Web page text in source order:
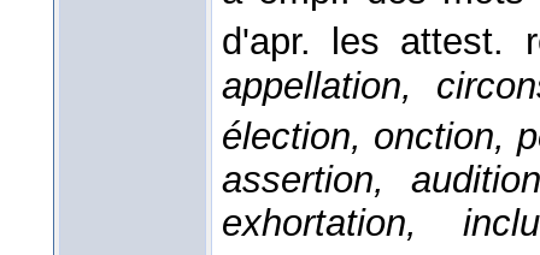
d'apr. les attest.
appellation,
élection, onction,
assertion,
exhortation,